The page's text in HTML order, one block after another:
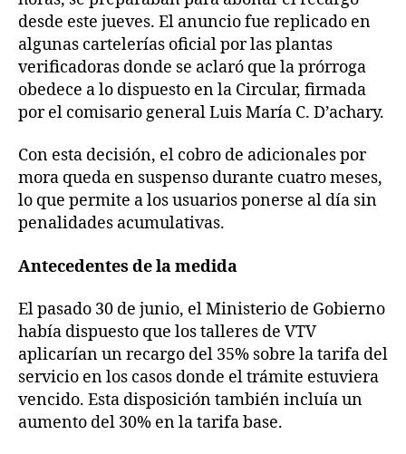
desde este jueves. El anuncio fue replicado en
algunas cartelerías oficial por las plantas
verificadoras donde se aclaró que la prórroga
obedece a lo dispuesto en la Circular, firmada
por el comisario general Luis María C. D’achary.
Con esta decisión, el cobro de adicionales por
mora queda en suspenso durante cuatro meses,
lo que permite a los usuarios ponerse al día sin
penalidades acumulativas.
Antecedentes de la medida
El pasado 30 de junio, el Ministerio de Gobierno
había dispuesto que los talleres de VTV
aplicarían un recargo del 35% sobre la tarifa del
servicio en los casos donde el trámite estuviera
vencido. Esta disposición también incluía un
aumento del 30% en la tarifa base.